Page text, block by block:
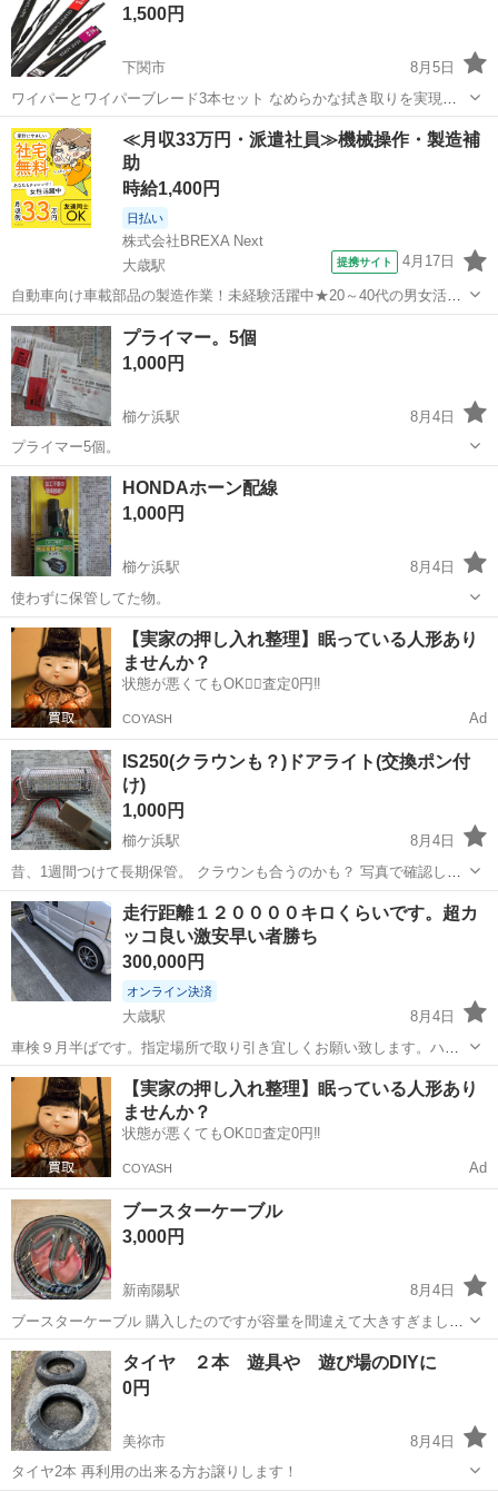
1,500円
下関市
8月5日
ワイパーとワイパーブレード3本セット なめらかな拭き取りを実現す
るグラファイト+モリブデンのダブルコーティングです。 新品未開封
ではありますが購入から2年経過しておりますので、新品購入時価格の
山口 下関市 メンテナンス用品 ワイパーブレード
≪月収33万円・派遣社員≫機械操作・製造補
助
時給1,400円
日払い
株式会社BREXA Next
大歳駅
提携サイト 4月17日
自動車向け車載部品の製造作業！未経験活躍中★20～40代の男女活躍
中！友達同士での応募OK！備品付きワンルーム寮費無料！赴任旅費会
社負担！生活支援物資事前対応可◎格安食堂利用可！年間休日135日
♪《山口県山口市》 人気の工...
山口 山口市 大歳駅 その他
プライマー。5個
1,000円
櫛ケ浜駅
8月4日
プライマー5個。
山口 下松市 メンテナンス用品
HONDAホーン配線
1,000円
櫛ケ浜駅
8月4日
使わずに保管してた物。
山口 下松市 櫛ケ浜駅 パーツ
【実家の押し入れ整理】眠っている人形あり
ませんか？
状態が悪くてもOK🙆‍♀️査定0円‼️
COYASH Ad
IS250(クラウンも？)ドアライト(交換ポン付
け)
1,000円
櫛ケ浜駅
8月4日
昔、1週間つけて長期保管。 クラウンも合うのかも？ 写真で確認して
くださいm(_ _)m
山口 下松市 櫛ケ浜駅 内装、インテリア
走行距離１２００００キロくらいです。超カ
ッコ良い激安早い者勝ち
300,000円
オンライン決済
大歳駅
8月4日
車検９月半ばです。指定場所で取り引き宜しくお願い致します。ハー
フフルエアロでカッコ良いです。ドラレコナビテレビCD付きウォータ
ーポンプ交換済み１５インチアルミタイヤブリジストン溝ありスノー
タイヤも４本お付け致します。
山口 山口市 大歳駅 その他
【実家の押し入れ整理】眠っている人形あり
ませんか？
状態が悪くてもOK🙆‍♀️査定0円‼️
COYASH Ad
ブースターケーブル
3,000円
新南陽駅
8月4日
ブースターケーブル 購入したのですが容量を間違えて大きすぎまし
た。 新品未開封です。 ノークレームノーリターンでお願いいたしま
す。
山口 周南市 新南陽駅 車のパーツ
タイヤ ２本 遊具や 遊び場のDIYに
0円
美祢市
8月4日
タイヤ2本 再利用の出来る方お譲りします！